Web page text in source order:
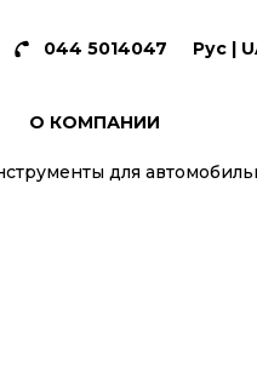
044 5014047 Рус |
О КОМПАНИИ
для